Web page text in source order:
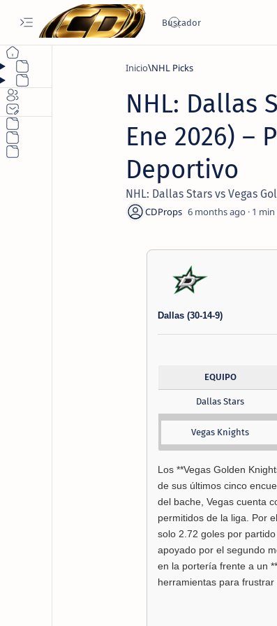
Inicio NHL Picks
NHL: Dallas
Ene 2026) –
Deportivo
NHL: Dallas Stars vs Vegas
6 months ago 1
Dallas (30-14-9)
EQUIPO
Dallas Stars
Vegas Knights
Los **Vegas Golden
de sus últimos cinco
del bache, Vegas cuenta
permitidos de la liga. Por
solo 2.72 goles por
apoyado por el segundo
en la portería frente a un
herramientas para frustrar